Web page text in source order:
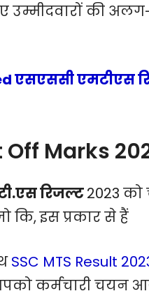
की
एसएससी एमटीएस
Off Marks
रिजल्ट2023
इस प्रकार से हैं
SSC MTS Result
कर्मचारी चयन